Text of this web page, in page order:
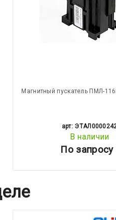
Магнитный пускатель ПМЛ-
арт:
В наличии
По запросу